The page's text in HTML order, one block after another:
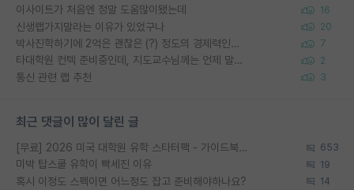
이사이트가 처음엔 정말 도움많이됐는데 16
신생랩가지말라는 이유가 있었구나 20
박사진학하기에 2억은 괜찮은 (?) 정도의 경제력인가요 7
타대학원 컨텍 준비중인데, 지도교수님께는 언제 말씀드려야 할까요? 2
통신 관련 랩 추천 3
최근 댓글이 많이 달린 글
[무료] 2026 미국 대학원 유학 스타터팩 - 가이드북 & 합격자 컨택메일 템플릿 653
미박 탑스쿨 유학이 빡세진 이유 19
혹시 이정도 스펙이면 어느정도 잡고 준비해야하나요? 14